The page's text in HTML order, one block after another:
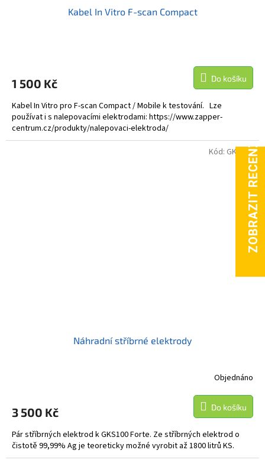
Kabel In Vitro F-scan Compact
1 500 Kč Do košíku
Kabel In Vitro pro F-scan Compact / Mobile k testování. Lze
používat i s nalepovacími elektrodami: https://www.zapper-
centrum.cz/produkty/nalepovaci-elektroda/
Náhradní stříbrné elektrody
Objednáno
3 500 Kč Do košíku
Pár stříbrných elektrod k GKS100 Forte. Ze stříbrných elektrod o
čistotě 99,99% Ag je teoreticky možné vyrobit až 1800 litrů KS.
Kód: GKSELE